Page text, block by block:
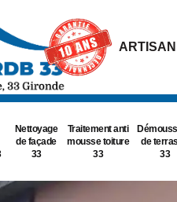
Nettoyage
de façade
33
Traitement anti
mousse toiture
33
de
33